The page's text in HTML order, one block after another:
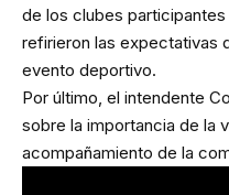
de los clubes
refirieron las expectativas
evento deportivo.
Por último, el intendente
sobre la importancia de la
acompañamiento de la